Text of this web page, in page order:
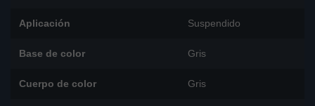
Aplicación Suspendido
Base de color Gris
Cuerpo de color Gris